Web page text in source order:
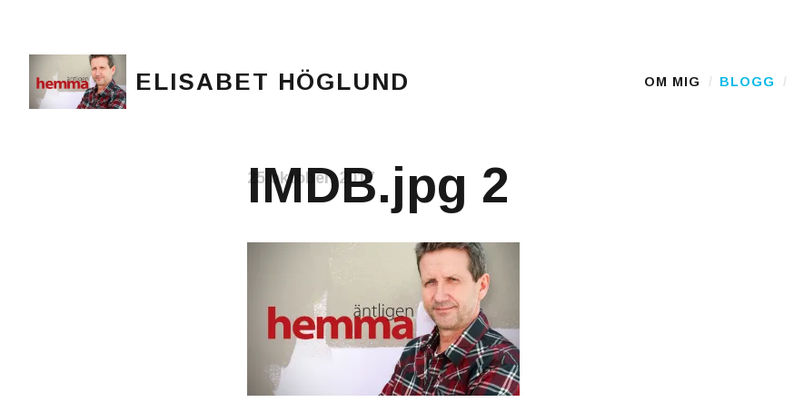
ELISABET HÖGLUND Main Menu
OM MIG BLOGG
IMDB.jpg 2
25 oktober, 2017